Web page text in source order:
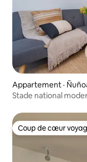
Appartement ·
Stade national
Coup de cœur
Coup de cœur